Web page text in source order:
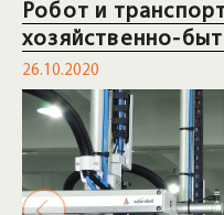
Робот и
хозяйственно-
26.10.2020